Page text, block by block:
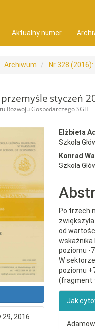
Aktualny numer
Archiwum Nr 328
styczeń
Rozwoju Gospodarczego SGH
29, 2016
Elżbieta
Szkoła
Konrad
Szkoła
Po trzech
od
wskaźnika
poziomu -
W
poziomu
(fragment
Jak